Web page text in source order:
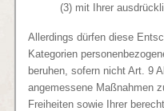
(3) mit Ihrer
Allerdings dürfen diese
Kategorien
beruhen, sofern nicht Art. 9
angemessene Maßnahmen
Freiheiten sowie Ihrer